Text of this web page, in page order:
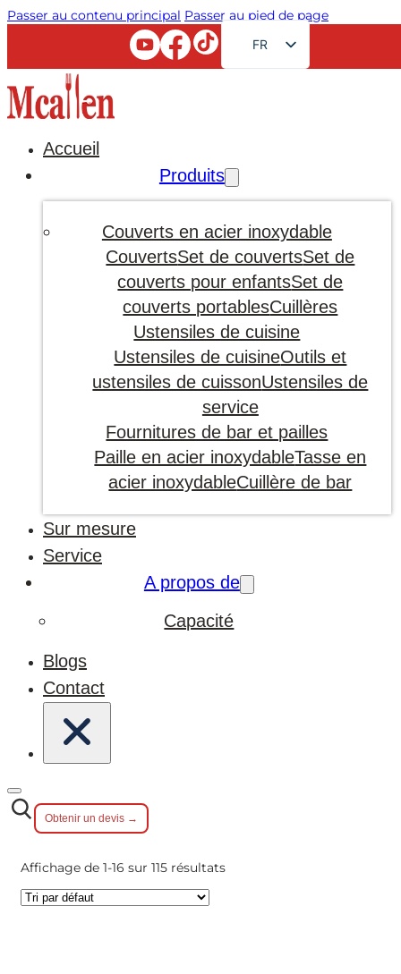
Passer au contenu principal Passer au pied de page
FR
EN
PT
KO
Accueil
Produits
Couverts en acier inoxydable
CouvertsSet de couvertsSet de
couverts pour enfantsSet de
couverts portablesCuillères
Ustensiles de cuisine
Ustensiles de cuisineOutils et
ustensiles de cuissonUstensiles de
service
Fournitures de bar et pailles
Paille en acier inoxydableTasse en
acier inoxydableCuillère de bar
Sur mesure
Service
A propos de
Capacité
Blogs
Contact
Obtenir un devis →
Affichage de 1-16 sur 115 résultats